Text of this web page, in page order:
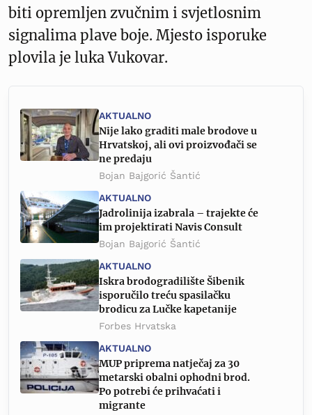
biti opremljen zvučnim i svjetlosnim
signalima plave boje. Mjesto isporuke
plovila je luka Vukovar.
AKTUALNO
Nije lako graditi male brodove u
Hrvatskoj, ali ovi proizvođači se
ne predaju
Bojan Bajgorić Šantić
AKTUALNO
Jadrolinija izabrala – trajekte će
im projektirati Navis Consult
Bojan Bajgorić Šantić
AKTUALNO
Iskra brodogradilište Šibenik
isporučilo treću spasilačku
brodicu za Lučke kapetanije
Forbes Hrvatska
AKTUALNO
MUP priprema natječaj za 30
metarski obalni ophodni brod.
Po potrebi će prihvaćati i
migrante